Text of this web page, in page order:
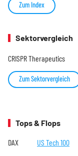
Zum Index
Sektorvergleich
CRISPR Therapeutics
Zum Sektorvergleich
Tops & Flops
DAX US Tech 100